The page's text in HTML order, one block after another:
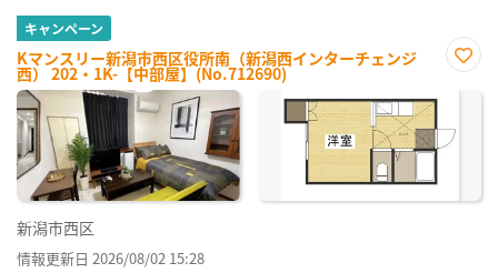
キャンペーン
Kマンスリー新潟市西区役所南（新潟西インターチェンジ
西） 202・1K-【中部屋】(No.712690)
に入
録
新潟市西区
情報更新日 2026/08/02 15:28